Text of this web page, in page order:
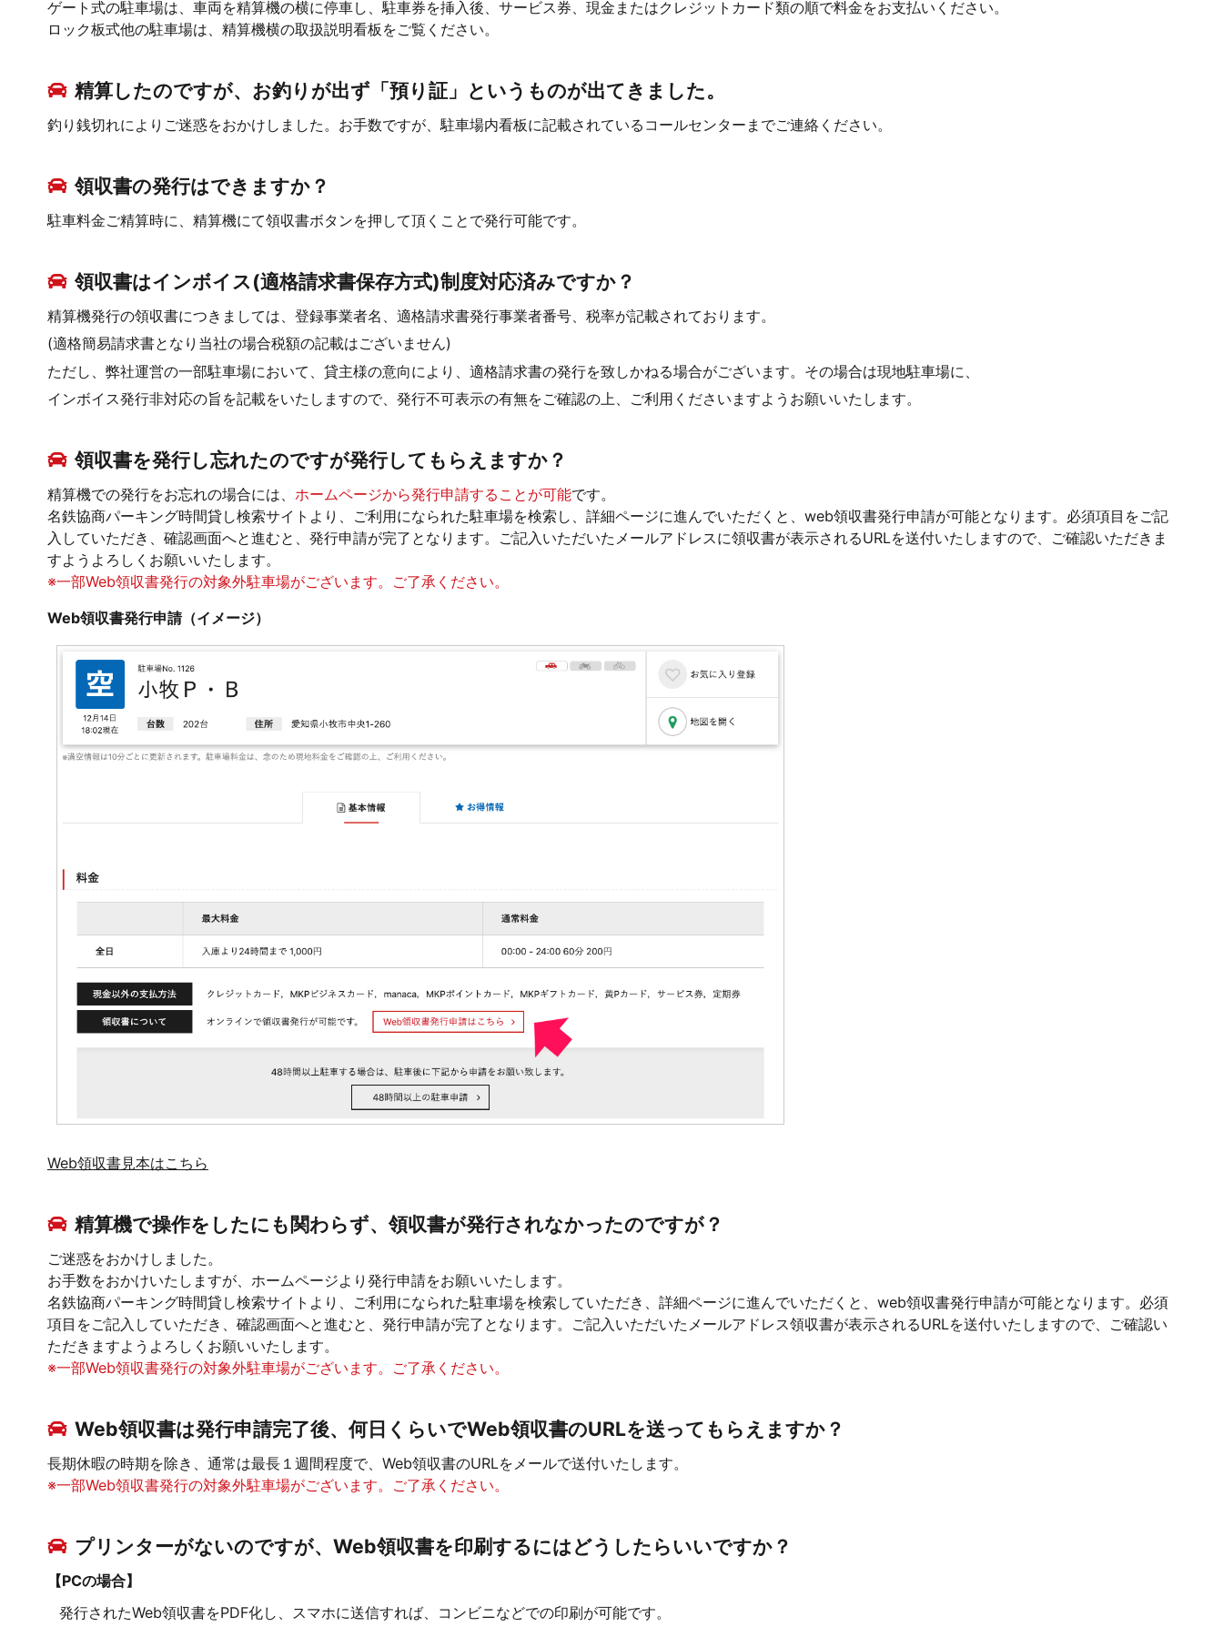
ゲート式の駐車場は、車両を精算機の横に停車し、駐車券を挿入後、サービス券、現金またはクレジットカード類の順で料金をお支払いください。
ロック板式他の駐車場は、精算機横の取扱説明看板をご覧ください。
精算したのですが、お釣りが出ず「預り証」というものが出てきました。
釣り銭切れによりご迷惑をおかけしました。お手数ですが、駐車場内看板に記載されているコールセンターまでご連絡ください。
領収書の発行はできますか？
駐車料金ご精算時に、精算機にて領収書ボタンを押して頂くことで発行可能です。
領収書はインボイス(適格請求書保存方式)制度対応済みですか？
精算機発行の領収書につきましては、登録事業者名、適格請求書発行事業者番号、税率が記載されております。
(適格簡易請求書となり当社の場合税額の記載はございません)
ただし、弊社運営の一部駐車場において、貸主様の意向により、適格請求書の発行を致しかねる場合がございます。その場合は現地駐車場に、
インボイス発行非対応の旨を記載をいたしますので、発行不可表示の有無をご確認の上、ご利用くださいますようお願いいたします。
領収書を発行し忘れたのですが発行してもらえますか？
精算機での発行をお忘れの場合には、 ホームページから発行申請することが可能です。
名鉄協商パーキング時間貸し検索サイトより、ご利用になられた駐車場を検索し、詳細ページに進んでいただくと、web領収書発行申請が可能となります。必須項目をご記
入していただき、確認画面へと進むと、発行申請が完了となります。ご記入いただいたメールアドレスに領収書が表示されるURLを送付いたしますので、ご確認いただきま
すようよろしくお願いいたします。
※一部Web領収書発行の対象外駐車場がございます。ご了承ください。
Web領収書発行申請（イメージ）
Web領収書見本はこちら
精算機で操作をしたにも関わらず、領収書が発行されなかったのですが？
ご迷惑をおかけしました。
お手数をおかけいたしますが、ホームページより発行申請をお願いいたします。
名鉄協商パーキング時間貸し検索サイトより、ご利用になられた駐車場を検索していただき、詳細ページに進んでいただくと、web領収書発行申請が可能となります。必須
項目をご記入していただき、確認画面へと進むと、発行申請が完了となります。ご記入いただいたメールアドレス領収書が表示されるURLを送付いたしますので、ご確認い
ただきますようよろしくお願いいたします。
※一部Web領収書発行の対象外駐車場がございます。ご了承ください。
Web領収書は発行申請完了後、何日くらいでWeb領収書のURLを送ってもらえますか？
長期休暇の時期を除き、通常は最長１週間程度で、Web領収書のURLをメールで送付いたします。
※一部Web領収書発行の対象外駐車場がございます。ご了承ください。
プリンターがないのですが、Web領収書を印刷するにはどうしたらいいですか？
【PCの場合】
発行されたWeb領収書をPDF化し、スマホに送信すれば、コンビニなどでの印刷が可能です。